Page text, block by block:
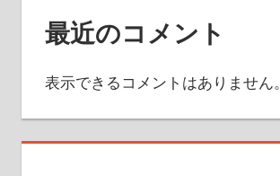
最近のコメント
表示できるコメントはありません。